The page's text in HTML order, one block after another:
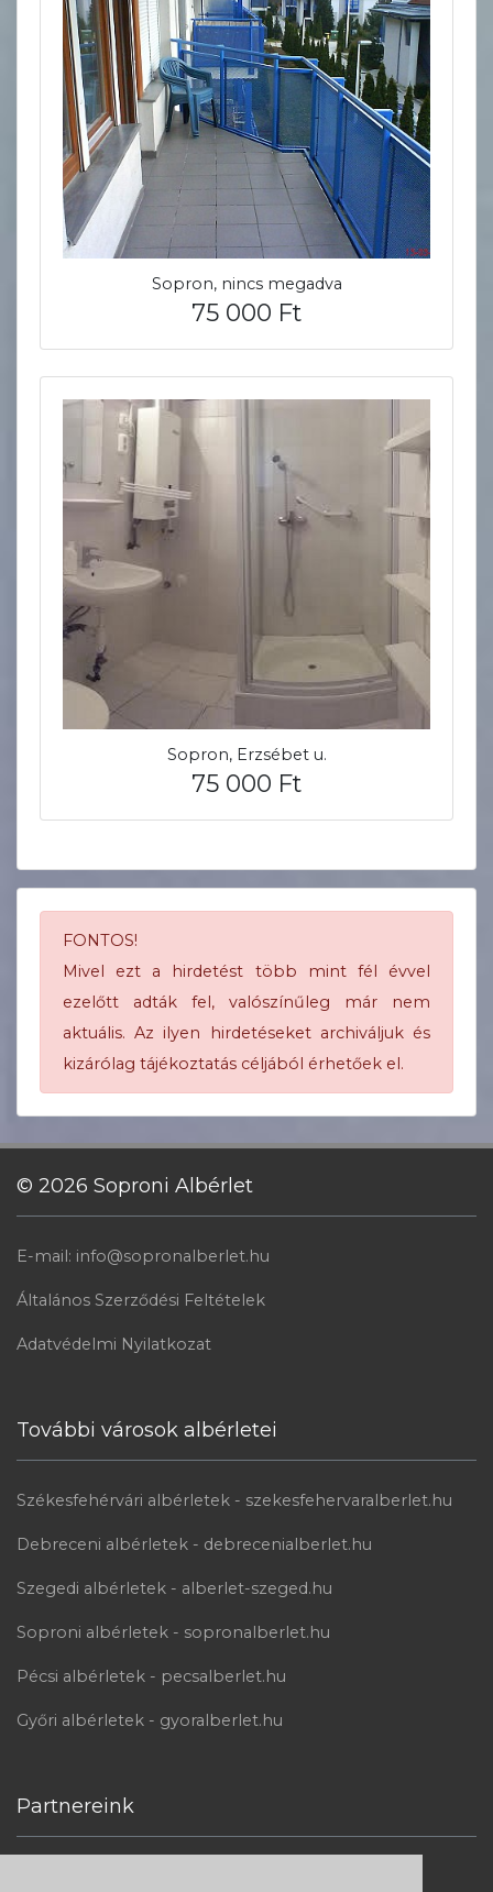
Sopron, nincs megadva
75 000 Ft
Sopron, Erzsébet u.
75 000 Ft
FONTOS!
Mivel ezt a hirdetést több mint fél évvel
ezelőtt adták fel, valószínűleg már nem
aktuális. Az ilyen hirdetéseket archiváljuk és
kizárólag tájékoztatás céljából érhetőek el.
© 2026 Soproni Albérlet
E-mail: info@sopronalberlet.hu
Általános Szerződési Feltételek
Adatvédelmi Nyilatkozat
További városok albérletei
Székesfehérvári albérletek - szekesfehervaralberlet.hu
Debreceni albérletek - debrecenialberlet.hu
Szegedi albérletek - alberlet-szeged.hu
Soproni albérletek - sopronalberlet.hu
Pécsi albérletek - pecsalberlet.hu
Győri albérletek - gyoralberlet.hu
Partnereink